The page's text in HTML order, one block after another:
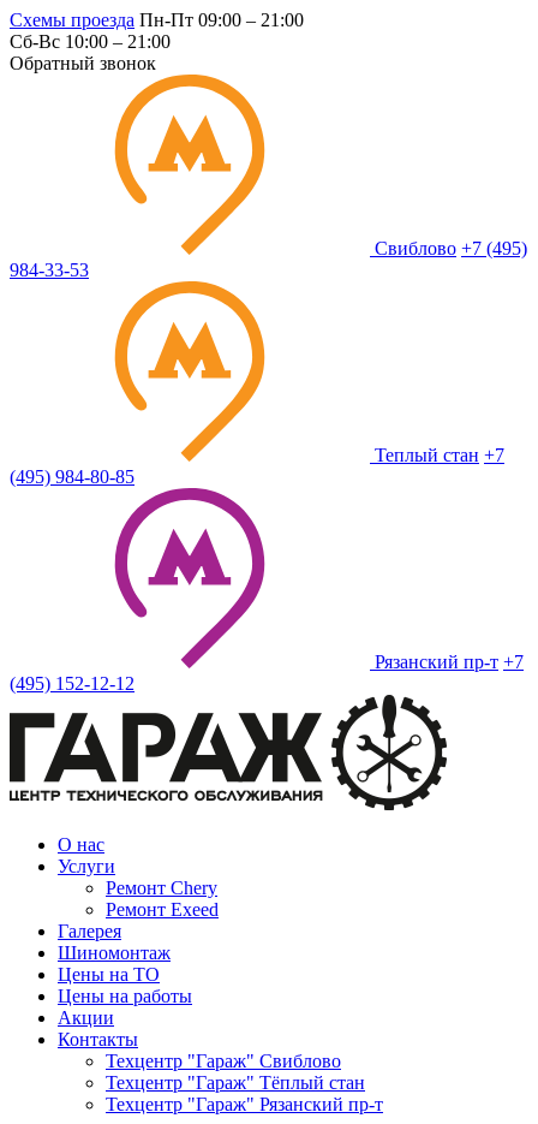
Схемы проезда Пн-Пт 09:00 – 21:00
Сб-Вс 10:00 – 21:00
Обратный звонок
Свиблово +7 (495)
984-33-53
Теплый стан +7
(495) 984-80-85
Рязанский пр-т +7
(495) 152-12-12
О нас
Услуги
Ремонт Chery
Ремонт Exeed
Галерея
Шиномонтаж
Цены на ТО
Цены на работы
Акции
Контакты
Техцентр "Гараж" Свиблово
Техцентр "Гараж" Тёплый стан
Техцентр "Гараж" Рязанский пр-т